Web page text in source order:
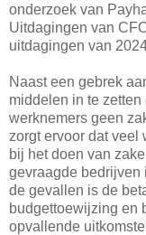
onderzoek van
Uitdagingen van
uitdagingen van
Naast een gebrek
middelen in te
werknemers geen
zorgt ervoor dat veel
bij het doen van
gevraagde bedrijven
de gevallen is de
budgettoewijzing en
opvallende